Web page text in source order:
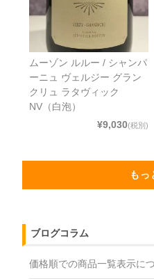
ムーゾン ルルー / シャンパ
ーニュ ヴェルジー グラン
クリュ ラタヴィック
NV（白泡）
¥9,030(税別)
もっ
ブログコラム
価格順での商品一覧表示に